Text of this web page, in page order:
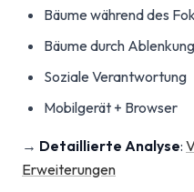
Bäume während des
Bäume durch
Soziale Verantwortung
Mobilgerät + Browser
→ Detaillierte Analyse:
Erweiterungen